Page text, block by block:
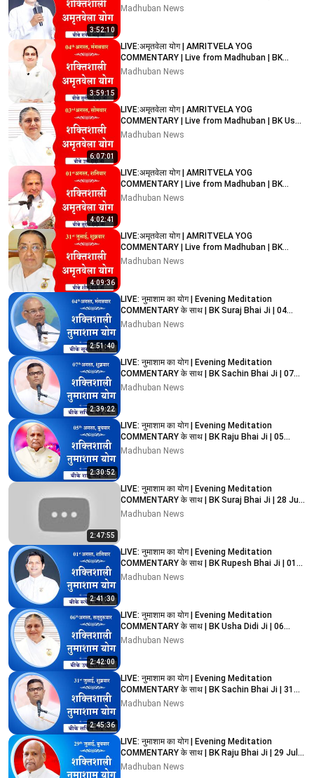
3:52:10
Rupesh Bhai Ji | 29-07-2026
Madhuban News
3:59:15
LIVE:अमृतवेला योग | AMRITVELA YOG
COMMENTARY | Live from Madhuban | BK
Sunita Didi Ji | 04-08-2026
Madhuban News
6:07:01
LIVE:अमृतवेला योग | AMRITVELA YOG
COMMENTARY | Live from Madhuban | BK Usha
Didi Ji | 03-08-2026
Madhuban News
4:02:41
LIVE:अमृतवेला योग | AMRITVELA YOG
COMMENTARY | Live from Madhuban | BK
Sudesh Didi Ji | 01-08-2026
Madhuban News
4:09:36
LIVE:अमृतवेला योग | AMRITVELA YOG
COMMENTARY | Live from Madhuban | BK
Sheilu Didi Ji | 31-07-2026
Madhuban News
2:51:40
LIVE: नुमाशाम का योग | Evening Meditation
COMMENTARY के साथ | BK Suraj Bhai Ji | 04
August 2026
Madhuban News
2:39:22
LIVE: नुमाशाम का योग | Evening Meditation
COMMENTARY के साथ | BK Sachin Bhai Ji | 07
August 2026
Madhuban News
2:30:52
LIVE: नुमाशाम का योग | Evening Meditation
COMMENTARY के साथ | BK Raju Bhai Ji | 05
August 2026
Madhuban News
2:47:55
LIVE: नुमाशाम का योग | Evening Meditation
COMMENTARY के साथ | BK Suraj Bhai Ji | 28 July
2026
Madhuban News
2:41:30
LIVE: नुमाशाम का योग | Evening Meditation
COMMENTARY के साथ | BK Rupesh Bhai Ji | 01
August 2026
Madhuban News
2:42:00
LIVE: नुमाशाम का योग | Evening Meditation
COMMENTARY के साथ | BK Usha Didi Ji | 06
August 2026
Madhuban News
2:45:36
LIVE: नुमाशाम का योग | Evening Meditation
COMMENTARY के साथ | BK Sachin Bhai Ji | 31
July 2026
Madhuban News
LIVE: नुमाशाम का योग | Evening Meditation
COMMENTARY के साथ | BK Raju Bhai Ji | 29 July
2026
Madhuban News